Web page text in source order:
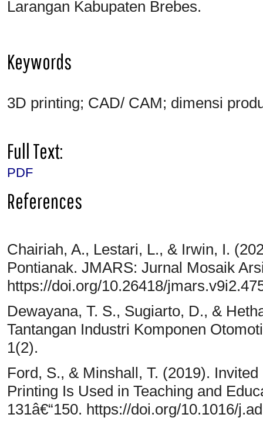
Larangan Kabupaten Brebes.
Keywords
3D printing; CAD/ CAM; dimensi
Full Text:
PDF
References
Chairiah, A., Lestari, L., & Irwin, I.
Pontianak. JMARS: Jurnal Mosaik
https://doi.org/10.26418/
Dewayana, T. S., Sugiarto, D., &
Tantangan Industri Komponen
1(2).
Ford, S., & Minshall, T. (2019).
Printing Is Used in Teaching and
131â€“150. https://doi.org/10.1016/